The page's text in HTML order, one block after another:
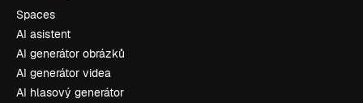
Spaces
AI asistent
AI generátor obrázků
AI generátor videa
AI hlasový generátor